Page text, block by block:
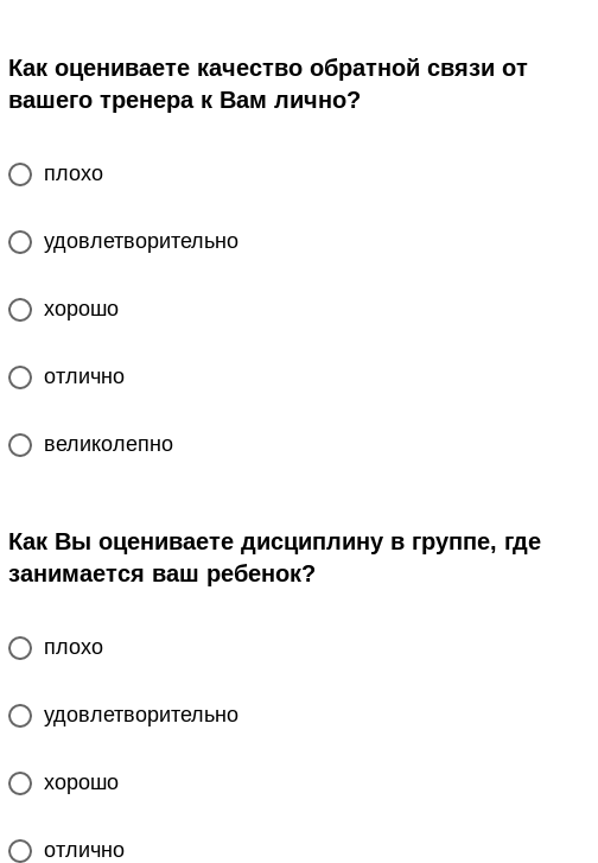
Как оцениваете качество обратной связи от
вашего тренера к Вам лично?
плохо
удовлетворительно
хорошо
отлично
великолепно
Как Вы оцениваете дисциплину в группе, где
занимается ваш ребенок?
плохо
удовлетворительно
хорошо
отлично